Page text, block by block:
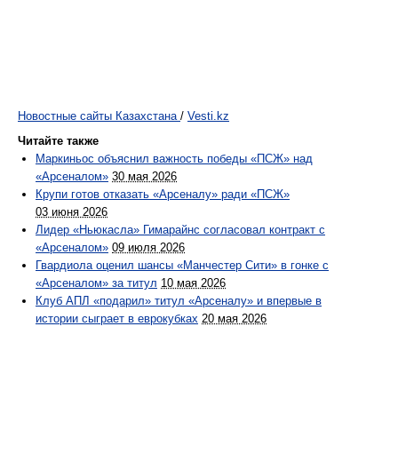
Новостные сайты Казахстана / Vesti.kz
Читайте также
Маркиньос объяснил важность победы «ПСЖ» над
«Арсеналом» 30 мая 2026
Крупи готов отказать «Арсеналу» ради «ПСЖ»
03 июня 2026
Лидер «Ньюкасла» Гимарайнс согласовал контракт с
«Арсеналом» 09 июля 2026
Гвардиола оценил шансы «Манчестер Сити» в гонке с
«Арсеналом» за титул 10 мая 2026
Клуб АПЛ «подарил» титул «Арсеналу» и впервые в
истории сыграет в еврокубках 20 мая 2026